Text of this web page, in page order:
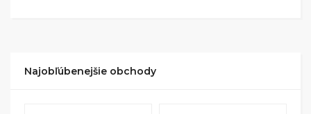
Najobľúbenejšie obchody